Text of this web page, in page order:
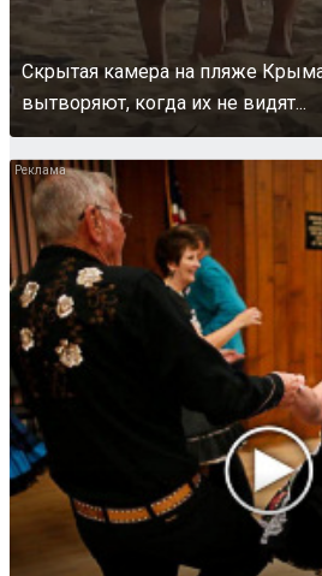
Скрытая камера на пляже
вытворяют, когда их не видят...